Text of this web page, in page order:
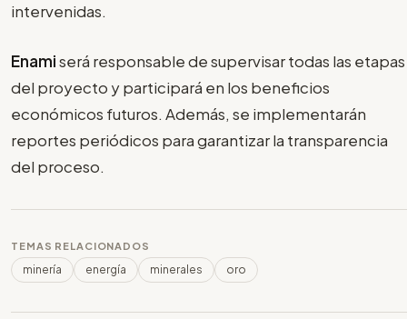
intervenidas.
Enamiserá responsable de supervisar todas las etapas
del proyecto y participará en los beneficios
económicos futuros. Además, se implementarán
reportes periódicos para garantizar la transparencia
del proceso.
TEMAS RELACIONADOS
minería energía minerales oro